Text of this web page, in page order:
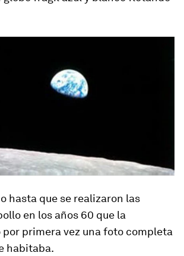
hasta que se realizaron las
en los años 60 que la
primera vez una foto completa
habitaba.